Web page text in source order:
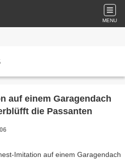
MENU
auf einem Garagendach
die Passanten